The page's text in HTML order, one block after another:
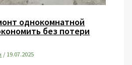
однокомнатной
без потери
/19.07.2025